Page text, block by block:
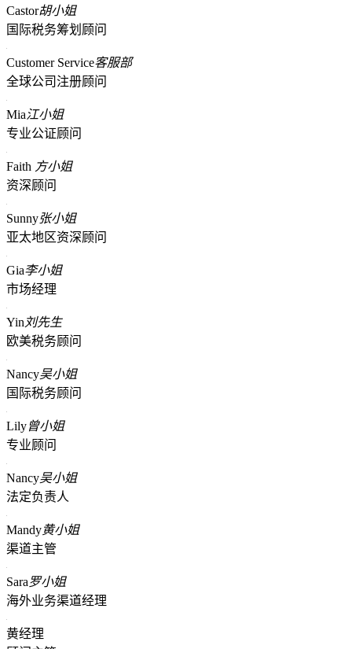
Castor胡小姐
国际税务筹划顾问
Customer Service客服部
全球公司注册顾问
Mia江小姐
专业公证顾问
Faith 方小姐
资深顾问
Sunny张小姐
亚太地区资深顾问
Gia李小姐
市场经理
Yin 刘先生
欧美税务顾问
Nancy吴小姐
国际税务顾问
Lily曾小姐
专业顾问
Nancy吴小姐
法定负责人
Mandy黄小姐
渠道主管
Sara罗小姐
海外业务渠道经理
黄经理